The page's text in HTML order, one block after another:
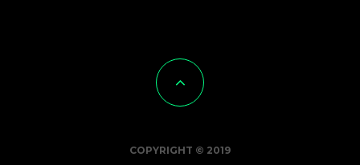
COPYRIGHT © 2019